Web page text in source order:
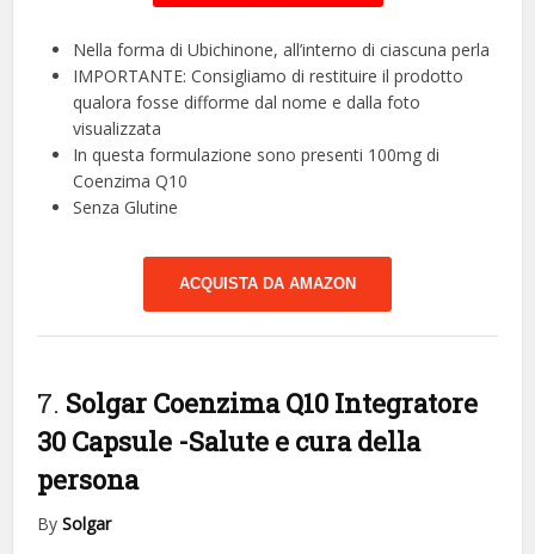
Nella forma di Ubichinone, all’interno di ciascuna perla
IMPORTANTE: Consigliamo di restituire il prodotto
qualora fosse difforme dal nome e dalla foto
visualizzata
In questa formulazione sono presenti 100mg di
Coenzima Q10
Senza Glutine
ACQUISTA DA AMAZON
7. Solgar Coenzima Q10 Integratore
30 Capsule -Salute e cura della
persona
BySolgar